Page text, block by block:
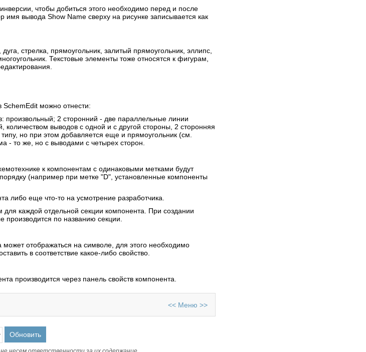
чтобы добиться этого необходимо перед и после
имя вывода Show Name сверху на рисунке записывается как
стрелка, прямоугольник, залитый прямоугольник, эллипс,
Текстовые элементы тоже относятся к фигурам,
можно отнести:
произвольный; 2 сторонний - две параллельные линии
выводов с одной и с другой стороны, 2 сторонняя
но при этом добавляется еще и прямоугольник (см.
- то же, но с выводами с четырех сторон.
к компонентам с одинаковыми метками будут
(например при метке "D", установленные компоненты
либо еще что-то на усмотрение разработчика.
для каждой отдельной секции компонента. При создании
по названию секции.
может отображаться на символе, для этого необходимо
в соответствие какое-либо свойство.
производится через панель свойств компонента.
<< Меню >>